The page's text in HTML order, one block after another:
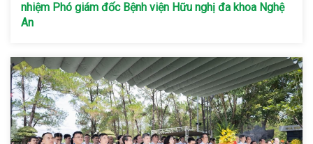
nhiệm Phó giám đốc Bệnh viện Hữu nghị đa khoa Nghệ
An